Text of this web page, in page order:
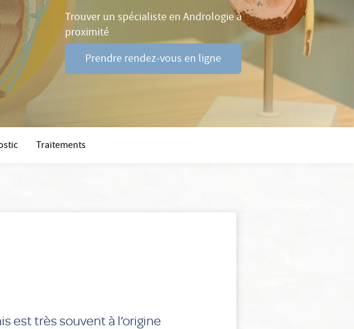
Trouver un spécialiste en Andrologie à
proximité
Prendre rendez-vous en ligne
Traitements
est très souvent à l’origine